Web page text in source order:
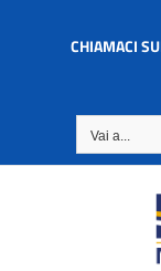
contenutoCHIAMACI
Vai a...